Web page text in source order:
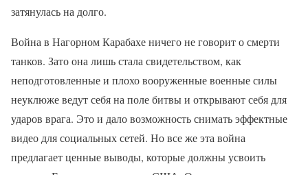
затянулась на долго.
Война в Нагорном Карабахе ничего не говорит о смерти
танков. Зато она лишь стала свидетельством, как
неподготовленные и плохо вооруженные военные силы
неуклюже ведут себя на поле битвы и открывают себя для
ударов врага. Это и дало возможность снимать эффектные
видео для социальных сетей. Но все же эта война
предлагает ценные выводы, которые должны усвоить